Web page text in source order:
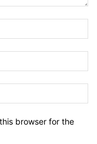
browser for the